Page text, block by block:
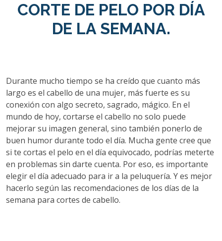
CORTE DE PELO POR DÍA
DE LA SEMANA.
Durante mucho tiempo se ha creído que cuanto más
largo es el cabello de una mujer, más fuerte es su
conexión con algo secreto, sagrado, mágico. En el
mundo de hoy, cortarse el cabello no solo puede
mejorar su imagen general, sino también ponerlo de
buen humor durante todo el día. Mucha gente cree que
si te cortas el pelo en el día equivocado, podrías meterte
en problemas sin darte cuenta. Por eso, es importante
elegir el día adecuado para ir a la peluquería. Y es mejor
hacerlo según las recomendaciones de los días de la
semana para cortes de cabello.